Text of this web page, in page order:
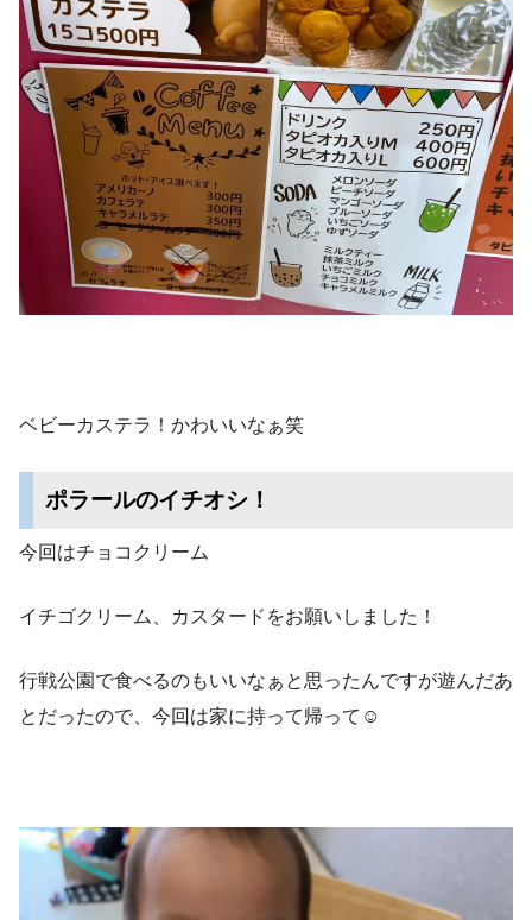
ベビーカステラ！かわいいなぁ笑
ポラールのイチオシ！
今回はチョコクリーム
イチゴクリーム、カスタードをお願いしました！
行戦公園で食べるのもいいなぁと思ったんですが遊んだあ
とだったので、今回は家に持って帰って☺